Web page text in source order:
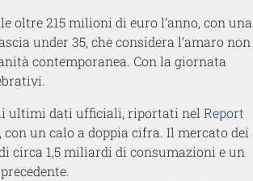
oltre 215 milioni di euro l’anno, con una
under 35, che considera l’amaro non
contemporanea. Con la giornata
ultimi dati ufficiali, riportati nel Report
un calo a doppia cifra. Il mercato dei
circa 1,5 miliardi di consumazioni e un